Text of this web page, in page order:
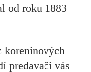
od roku 1883
koreninových
predavači vás